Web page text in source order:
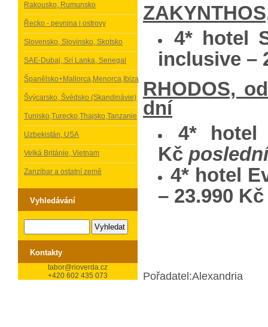
Rakousko, Rumunsko
Řecko - pevnina i ostrovy
Slovensko, Slovinsko, Skotsko
SAE-Dubaj, Srí Lanka, Senegal
Španělsko+Mallorca,Menorca,Ibiza
Švýcarsko, Švédsko (Skandinávie)
Tunisko,Turecko,Thajsko,Tanzanie
Uzbekistán, USA
Velká Británie, Vietnam
Zanzibar a ostatní země
Vyhledávání
Kontakty
tabor@rioverda.cz
+420 602 435 073
4* hotel
inclusive
RHODOS,
dní
4* hotel
Kč
4* hotel
– 23.990 Kč
Pořadatel:Alexandria